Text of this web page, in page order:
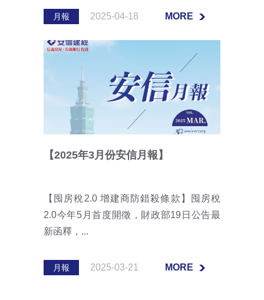
月報 2025-04-18 MORE
MORE
【2025年3月份安信月報】
【囤房稅2.0 增建商防錯殺條款】囤房稅
2.0今年5月首度開徵，財政部19日公告最
新函釋，...
月報 2025-03-21 MORE